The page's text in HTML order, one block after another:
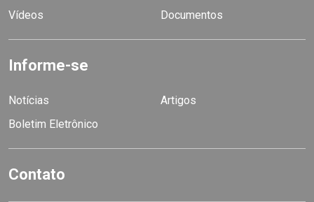
Vídeos
Documentos
Informe-se
Notícias
Artigos
Boletim Eletrônico
Contato